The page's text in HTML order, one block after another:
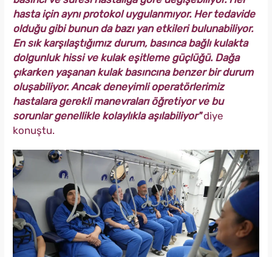
hasta için aynı protokol uygulanmıyor. Her tedavide
olduğu gibi bunun da bazı yan etkileri bulunabiliyor.
En sık karşılaştığımız durum, basınca bağlı kulakta
dolgunluk hissi ve kulak eşitleme güçlüğü. Dağa
çıkarken yaşanan kulak basıncına benzer bir durum
oluşabiliyor. Ancak deneyimli operatörlerimiz
hastalara gerekli manevraları öğretiyor ve bu
sorunlar genellikle kolaylıkla aşılabiliyor"diye
konuştu.